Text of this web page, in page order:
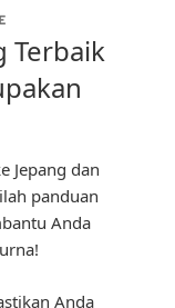
Terbaik
Jepang dan
panduan
Anda
Anda